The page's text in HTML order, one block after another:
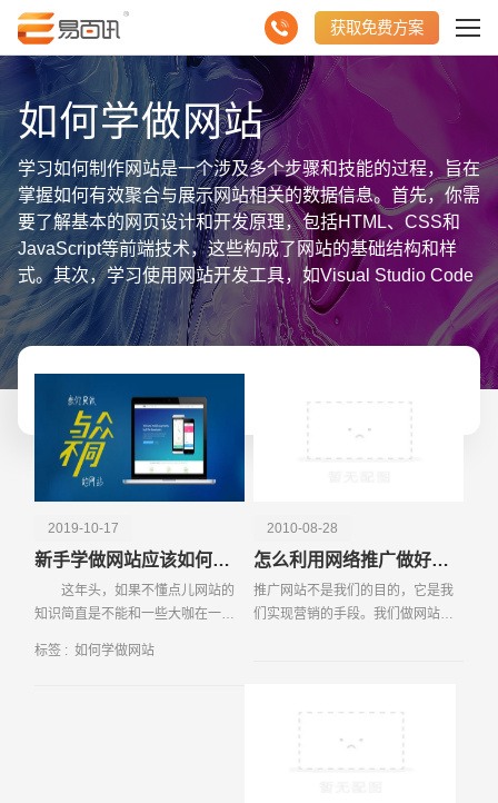
获取免费方案
如何学做网站
学习如何制作网站是一个涉及多个步骤和技能的过程，旨在
掌握如何有效聚合与展示网站相关的数据信息。首先，你需
要了解基本的网页设计和开发原理，包括HTML、CSS和
JavaScript等前端技术，这些构成了网站的基础结构和样
式。其次，学习使用网站开发工具，如Visual Studio Code
或Adobe Dreamweaver，它们能帮助你更高效地编写和管
理代码。同时，掌握响应式设计原则，确保你的网站能在不
同设备和屏幕尺寸上良好显示。此外，了解SEO（搜索引
得更好的排名。最后，实践是关键，通过不断尝试和修改，
你将逐渐掌握如何制作一个功能完善、用户友好的网站。总
之，学习做网站需要时间和耐心，但随着技能的积累，你将
能够创造出令人印象深刻的在线平台。
2019-10-17
新手学做网站应该如何下手 这些问题要知晓
这年头，如果不懂点儿网站的
知识简直是不能和一些大咖在一个
通过学点程序让自己更懂一些。而
标签 : 如何学做网站
2010-08-28
怎么利用网络推广做好产品营销
推广网站不是我们的目的，它是我
们实现营销的手段。我们做网站推